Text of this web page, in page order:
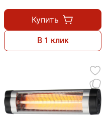
Купить
В 1 клик